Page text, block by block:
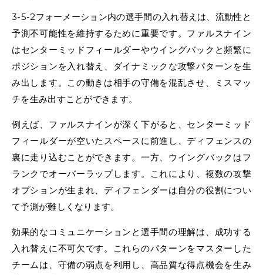
3-5-2フォーメーション内の選手間の入れ替えは、流動性と
予測不可能性を維持するために重要です。ファルスナイン
はセンターミッドフィールダーやウイングバックと頻繁に
ポジションを入れ替え、ダイナミックな攻撃パターンを生
み出します。この動きは相手の守備を混乱させ、ミスマッ
チを生み出すことができます。
例えば、ファルスナインが深く下がると、センターミッド
フィールダーが空いたスペースに前進し、ディフェンスの
裏に走り込むことができます。一方、ウイングバックはフ
ランクでオーバーラップします。これにより、複数の攻撃
オプションが生まれ、ディフェンダーは自分の役割につい
て予測が難しくなります。
効果的なコミュニケーションと選手間の理解は、成功する
入れ替えに不可欠です。これらのパターンをマスターした
チームは、守備の弱点を利用し、高品質な得点機会を生み